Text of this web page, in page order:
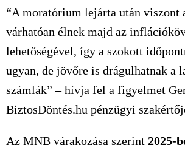
“A moratórium lejárta után viszont
várhatóan élnek majd az
lehetőségével, így a szokott
ugyan, de jövőre is drágulhatnak a
számlák” – hívja fel a figyelmet
BiztosDöntés.hu pénzügyi
Az MNB várakozása szerint 2025-